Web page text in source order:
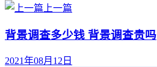
上一篇
背景调查多少钱 背景调查贵吗
2021年08月12日